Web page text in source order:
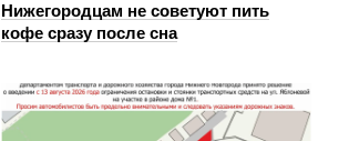
Нижегородцам не советуют пить
кофе сразу после сна